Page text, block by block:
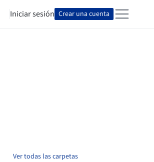
Iniciar sesión Crear una cuenta
Ver todas las carpetas